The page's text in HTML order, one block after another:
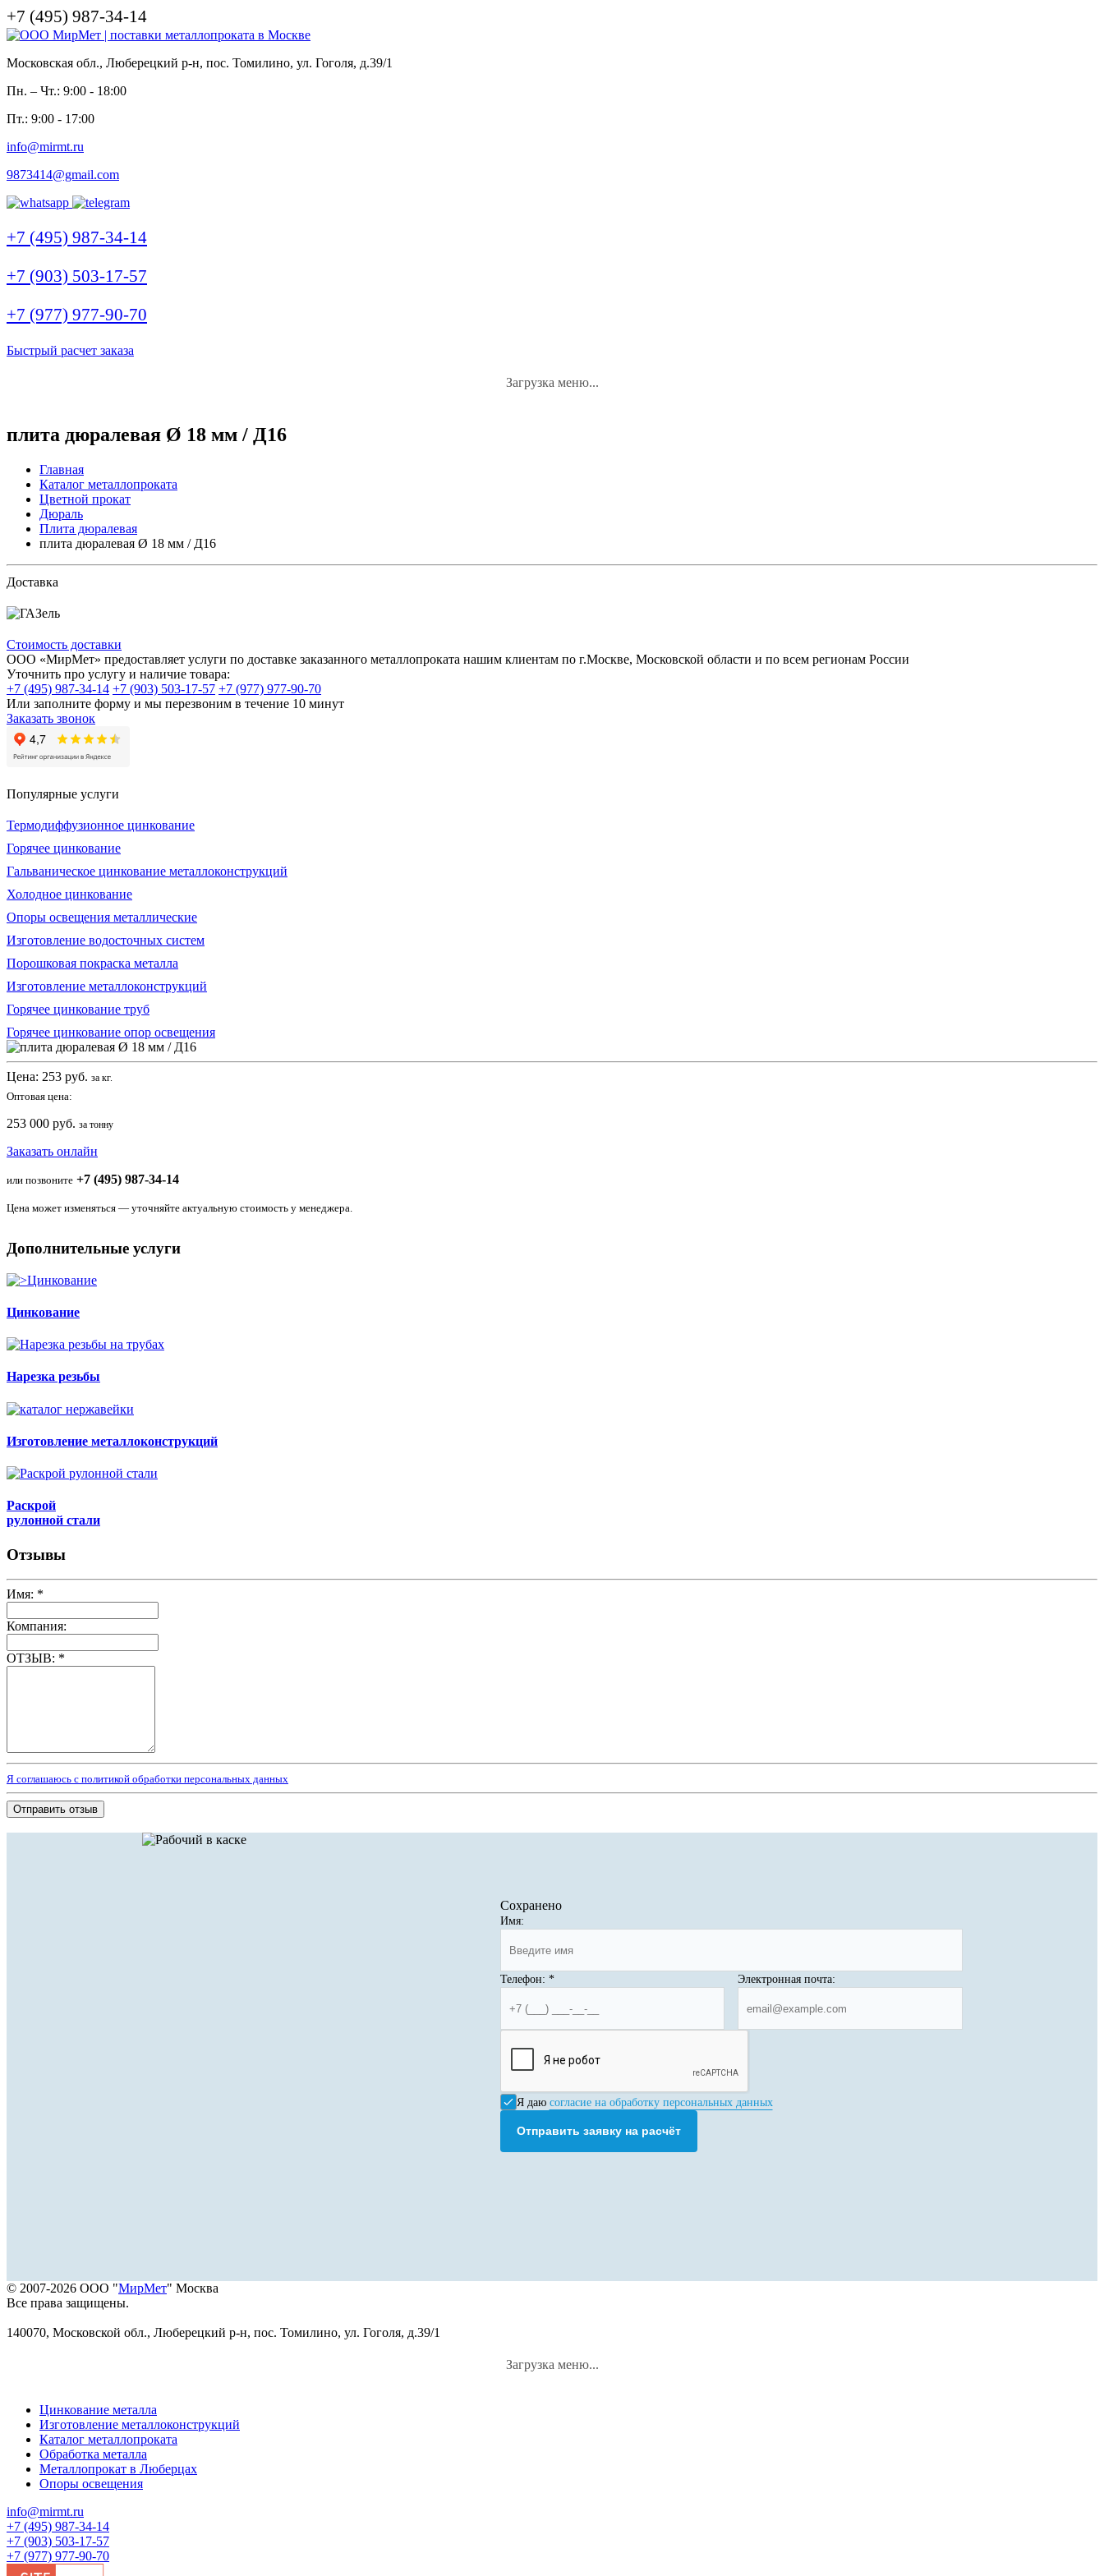
+7 (495) 987-34-14
Московская обл., Люберецкий р-н, пос. Томилино, ул. Гоголя, д.39/1
Пн. – Чт.: 9:00 - 18:00
Пт.: 9:00 - 17:00
info@mirmt.ru
9873414@gmail.com
+7 (495) 987-34-14
+7 (903) 503-17-57
+7 (977) 977-90-70
Быстрый расчет заказа
Загрузка меню...
плита дюралевая Ø 18 мм / Д16
Главная
Каталог металлопроката
Цветной прокат
Дюраль
Плита дюралевая
плита дюралевая Ø 18 мм / Д16
Доставка
Стоимость доставки
ООО «МирМет» предоставляет услуги по доставке заказанного металлопроката нашим клиентам по г.Москве, Московской области и по всем регионам России
Уточнить про услугу и наличие товара:
+7 (495) 987-34-14 +7 (903) 503-17-57 +7 (977) 977-90-70
Или заполните форму и мы перезвоним в течение 10 минут
Заказать звонок
Популярные услуги
Термодиффузионное цинкование
Горячее цинкование
Гальваническое цинкование металлоконструкций
Холодное цинкование
Опоры освещения металлические
Изготовление водосточных систем
Порошковая покраска металла
Изготовление металлоконструкций
Горячее цинкование труб
Горячее цинкование опор освещения
Цена: 253 руб. за кг.
Оптовая цена:
253 000 руб. за тонну
Заказать онлайн
или позвоните +7 (495) 987-34-14
Цена может изменяться — уточняйте актуальную стоимость у менеджера.
Дополнительные услуги
Цинкование
Нарезка резьбы
Изготовление металлоконструкций
Раскрой
рулонной стали
Отзывы
Имя: *
Компания:
ОТЗЫВ: *
Я соглашаюсь с политикой обработки персональных данных
Отправить отзыв
Сохранено
Имя:
Телефон: * Электронная почта:
Я даю согласие на обработку персональных данных
Отправить заявку на расчёт
© 2007-2026 ООО "МирМет" Москва
Все права защищены.
140070, Московской обл., Люберецкий р-н, пос. Томилино, ул. Гоголя, д.39/1
Загрузка меню...
Цинкование металла
Изготовление металлоконструкций
Каталог металлопроката
Обработка металла
Металлопрокат в Люберцах
Опоры освещения
info@mirmt.ru
+7 (495) 987-34-14
+7 (903) 503-17-57
+7 (977) 977-90-70